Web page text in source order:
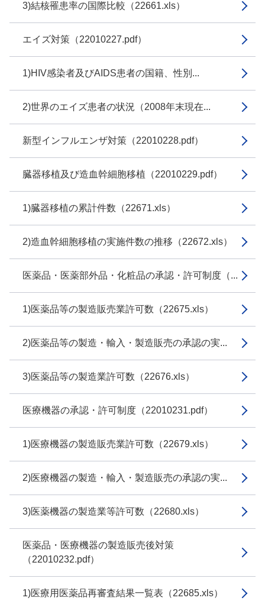
3)結核罹患率の国際比較（22661.xls）
エイズ対策（22010227.pdf）
1)HIV感染者及びAIDS患者の国籍、性別...
2)世界のエイズ患者の状況（2008年末現在...
新型インフルエンザ対策（22010228.pdf）
臓器移植及び造血幹細胞移植（22010229.pdf）
1)臓器移植の累計件数（22671.xls）
2)造血幹細胞移植の実施件数の推移（22672.xls）
医薬品・医薬部外品・化粧品の承認・許可制度（...
1)医薬品等の製造販売業許可数（22675.xls）
2)医薬品等の製造・輸入・製造販売の承認の実...
3)医薬品等の製造業許可数（22676.xls）
医療機器の承認・許可制度（22010231.pdf）
1)医療機器の製造販売業許可数（22679.xls）
2)医療機器の製造・輸入・製造販売の承認の実...
3)医薬機器の製造業等許可数（22680.xls）
医薬品・医療機器の製造販売後対策
（22010232.pdf）
1)医療用医薬品再審査結果一覧表（22685.xls）